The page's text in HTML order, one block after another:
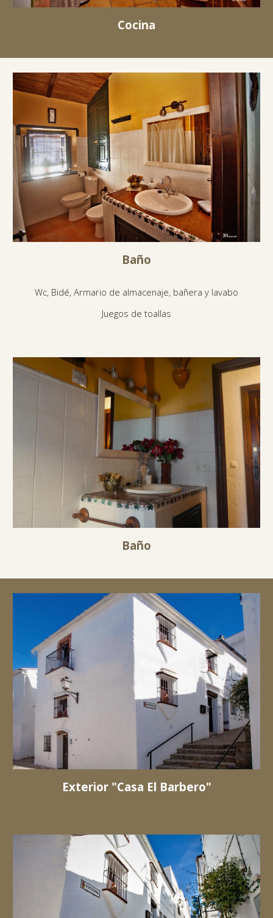
Cocina
Baño
Wc, Bidé, Armario de almacenaje, bañera y lavabo
Juegos de toallas
Baño
Exterior "Casa El Barbero"